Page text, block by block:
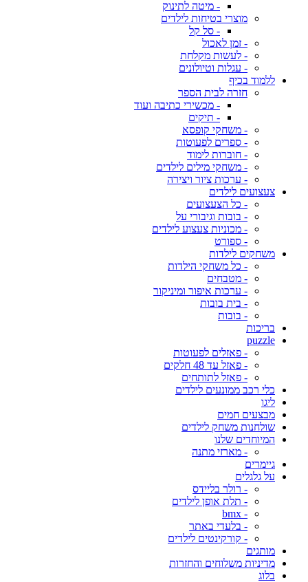
- מיטה לתינוק
מוצרי בטיחות לילדים
- סל קל
- זמן לאכול
- לעשות מקלחת
- עגלות וטיולונים
ללמוד בכיף
חזרה לבית הספר
- מכשירי כתיבה ועוד
- תיקים
- משחקי קופסא
- ספרים לפעוטות
- חוברות לימוד
- משחקי מילים לילדים
- ערכות ציור ויצירה
צעצועים לילדים
- כל הצעצועים
- בובות וגיבורי על
- מכוניות צעצוע לילדים
- ספורט
משחקים לילדות
- כל משחקי הילדות
- מטבחים
- ערכות איפור ומיניקור
- בית בובות
- בובות
בריכות
puzzle
- פאזלים לפעוטות
- פאזל עד 48 חלקים
- פאזל לתותחים
כלי רכב ממונעים לילדים
ליגו
מבצעים חמים
שולחנות משחק לילדים
המיוחדים שלנו
- מארזי מתנה
גיימרים
על גלגלים
- רולר בליידס
- תלת אופן לילדים
- bmx
- בלעדי באתר
- קורקינטים לילדים
מותגים
מדיניות משלוחים והחזרות
בלוג